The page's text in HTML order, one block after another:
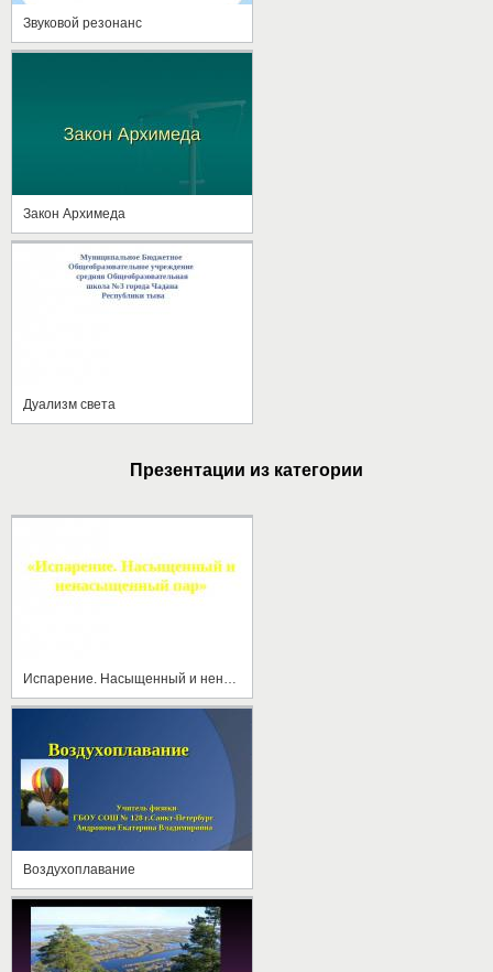
Звуковой резонанс
Закон Архимеда
Дуализм света
Презентации из категории
Воздухоплавание